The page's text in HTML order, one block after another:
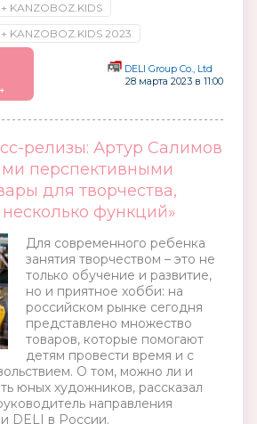
KANZOBOZ.KIDS
KANZOBOZ.KIDS 2023
DELI Group Co., Ltd
28 марта 2023 в 11:00
релизы: Артур Салимов
перспективными
для творчества,
функций»
Для современного ребенка
занятия творчеством – это не
только обучение и развитие,
но и приятное хобби: на
российском рынке сегодня
представлено множество
товаров, которые помогают
детям провести время и с
О том, можно ли и
юных художников, рассказал
направления
DELI в России.